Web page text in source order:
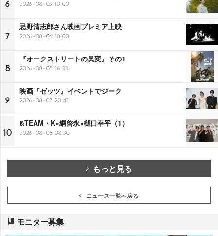
6 2026-08-05 10:00
7
忌野清志郎さん映画プレミア上映
2026-08-06 18:00
8
『オークストリートの異変』その1
2026-08-08 16:33
9
映画『ゼッツ』イベントでジーク
2026-08-07 20:41
10
&TEAM・K×綱啓永×樋口幸平（1）
2026-08-08 08:30
もっと見る
ニュース一覧へ戻る
モニター募集